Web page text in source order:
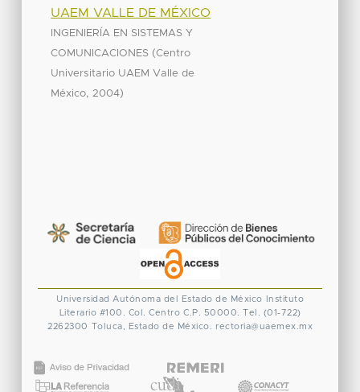
UAEM VALLE DE MÉXICO
INGENIERÍA EN SISTEMAS Y
COMUNICACIONES (Centro
Universitario UAEM Valle de
México, 2004)
Universidad Autónoma del Estado de México
Instituto
Literario #100. Col. Centro C.P. 50000. Tel. (01-722)
2262300 Toluca, Estado de México. rectoria@uaemex.mx